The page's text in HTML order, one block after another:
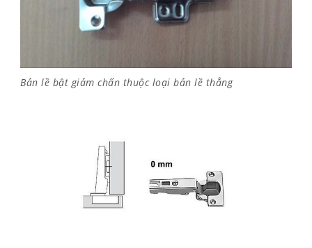
Bản lề bật giảm chấn thuộc loại bản lề thẳng